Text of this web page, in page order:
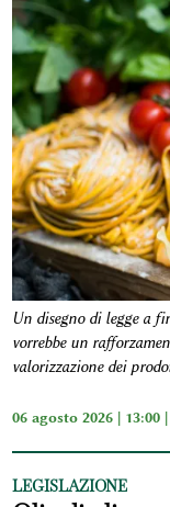
Un disegno di legge a
vorrebbe un
valorizzazione dei
06 agosto 2026 | 13:00 |
LEGISLAZIONE